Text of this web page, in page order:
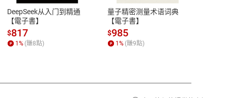
性
參
13:00-17:00 (國定假日及例假日休息)
客服電話：0080-1857077
DeepSeek从入门到精通
【電子書】
$817
1% (賺8點)
量子精密测量术语词典
【電子書】
$985
1% (賺9點)